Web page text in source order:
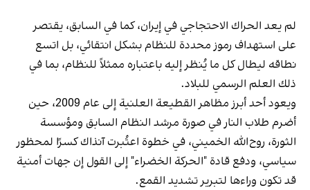
لم يعد الحراك الاحتجاجي في إيران، كما في السابق، يقتصر
على استهداف رموز محددة للنظام بشكل انتقائي، بل اتسع
نطاقه ليطال كل ما يُنظر إليه باعتباره ممثلاً للنظام، بما في
ذلك العلم الرسمي للبلاد.
ويعود أحد أبرز مظاهر القطيعة العلنية إلى عام 2009، حين
أضرم طلاب النار في صورة مرشد النظام السابق ومؤسسة
الثورة، روح‌الله الخميني، في خطوة اعتُبرت آنذاك كسرًا لمحظور
سياسي، ودفع قادة "الحركة الخضراء" إلى القول إن جهات أمنية
قد تكون وراءها لتبرير تشديد القمع.